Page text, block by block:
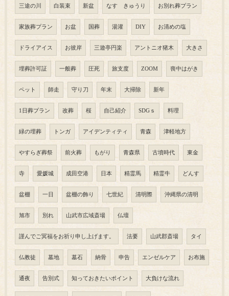
三途の川 白装束 新盆 なす きゅうり お別れ葬プラン
家族葬プラン お盆 国葬 湯灌 DIY お清めの塩
ドライアイス お彼岸 三遊亭円楽 アントニオ猪木 大きさ
埋葬許可証 一般葬 圧死 旅支度 ZOOM 喪中はがき
ペット 師走 守り刀 年末 大掃除 新年
1日葬プラン 改葬 桜 自己紹介 SDGｓ 料理
緑の埋葬 トンガ アイデンティティ 青森 津軽地方
やすらぎ葬祭 前火葬 もがり 青森県 古墳時代 東金
寺 愛媛城 成田空港 日本 精霊馬 精霊牛 どんす
盆棚 一日 盆棚の飾り 七世紀 清明際 沖縄県の清明
旭市 別れ 山武市広域斎場 仏壇
謹んでご冥福をお祈り申し上げます。 法要 山武郡斎場 タイ
仏教徒 墓地 墓石 納骨 申告 エンゼルケア お布施
通夜 告別式 知っておきたいポイント 大負けな流れ